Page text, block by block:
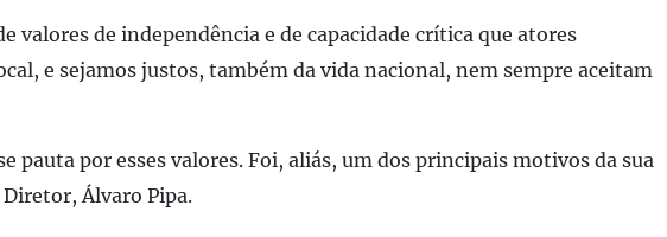
valores de independência e de capacidade crítica que atores
e sejamos justos, também da vida nacional, nem sempre aceitam
pauta por esses valores. Foi, aliás, um dos principais motivos da sua
Álvaro Pipa.